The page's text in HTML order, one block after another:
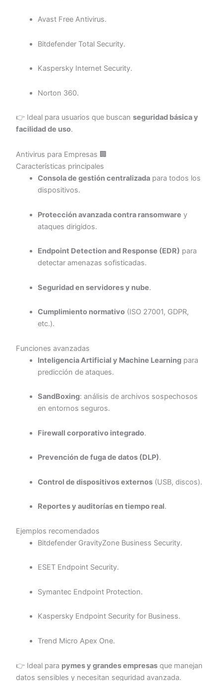
Avast Free Antivirus.
Bitdefender Total Security.
Kaspersky Internet Security.
Norton 360.
👉 Ideal para usuarios que buscan seguridad básica y
facilidad de uso.
Antivirus para Empresas 🏢
Características principales
Consola de gestión centralizadapara todos los
dispositivos.
Protección avanzada contra ransomware y
ataques dirigidos.
Endpoint Detection and Response (EDR) para
detectar amenazas sofisticadas.
Seguridad en servidores y nube.
Cumplimiento normativo(ISO 27001, GDPR,
etc.).
Funciones avanzadas
Inteligencia Artificial y Machine Learningpara
predicción de ataques.
SandBoxing: análisis de archivos sospechosos
en entornos seguros.
Firewall corporativo integrado.
Prevención de fuga de datos (DLP).
Control de dispositivos externos(USB, discos).
Reportes y auditorías en tiempo real.
Ejemplos recomendados
Bitdefender GravityZone Business Security.
ESET Endpoint Security.
Symantec Endpoint Protection.
Kaspersky Endpoint Security for Business.
Trend Micro Apex One.
👉 Ideal para pymes y grandes empresas que manejan
datos sensibles y necesitan seguridad avanzada.